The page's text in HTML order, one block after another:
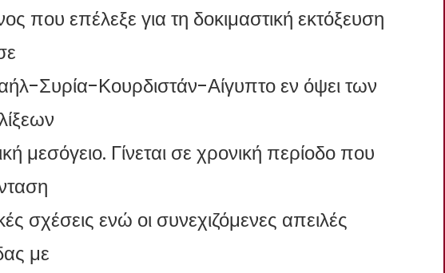
που επέλεξε για τη δοκιμαστική εκτόξευση
Συρία-Κουρδιστάν-Αίγυπτο εν όψει των
μεσόγειο. Γίνεται σε χρονική περίοδο που
σχέσεις ενώ οι συνεχιζόμενες απειλές
με